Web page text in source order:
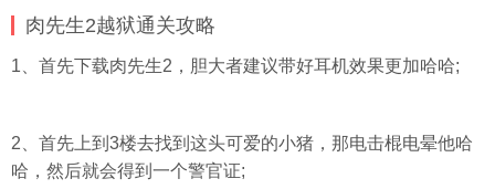
肉先生2越狱通关攻略
1、首先下载肉先生2，胆大者建议带好耳机效果更加哈哈;
2、首先上到3楼去找到这头可爱的小猪，那电击棍电晕他哈
哈，然后就会得到一个警官证;